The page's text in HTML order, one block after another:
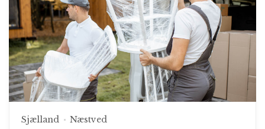
Sjælland Næstved